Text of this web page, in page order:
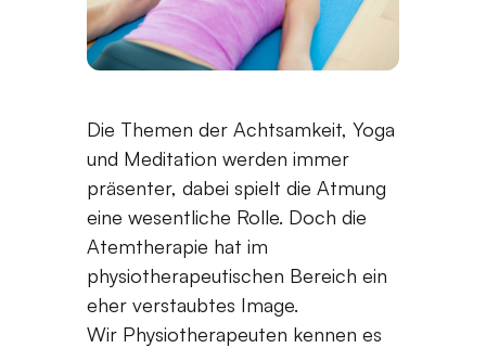
Die Themen der Achtsamkeit, Yoga
und Meditation werden immer
präsenter, dabei spielt die Atmung
eine wesentliche Rolle. Doch die
Atemtherapie hat im
physiotherapeutischen Bereich ein
eher verstaubtes Image.
Wir Physiotherapeuten kennen es